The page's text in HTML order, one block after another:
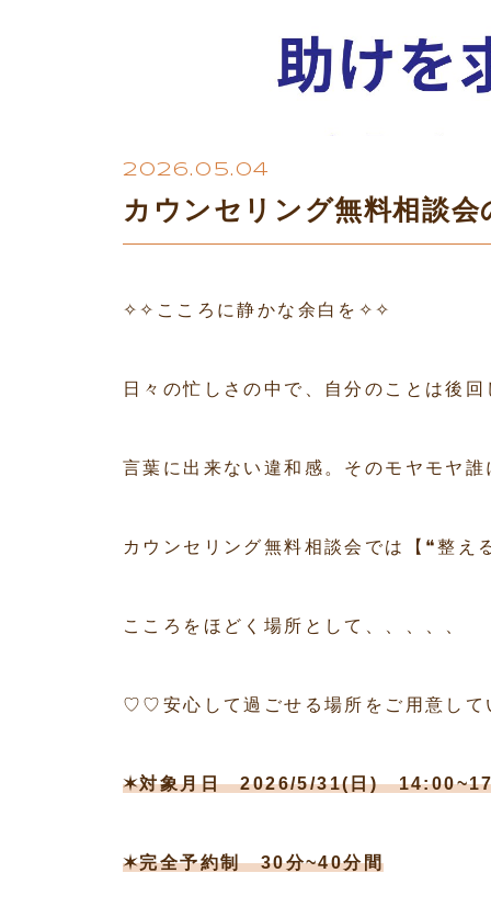
2026.05.04
カウンセリング無料相談会
✧✧こころに静かな余白を✧✧
日々の忙しさの中で、自分のことは後
言葉に出来ない違和感。そのモヤモヤ
カウンセリング無料相談会では【❝整え
こころをほどく場所として、、、、、
♡♡安心して過ごせる場所をご用意し
✶対象月日 2026/5/31(日)
✶完全予約制 30分~40分間